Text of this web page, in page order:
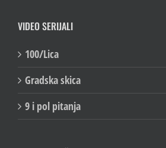
VIDEO SERIJALI
100/Lica
Gradska skica
9 i pol pitanja